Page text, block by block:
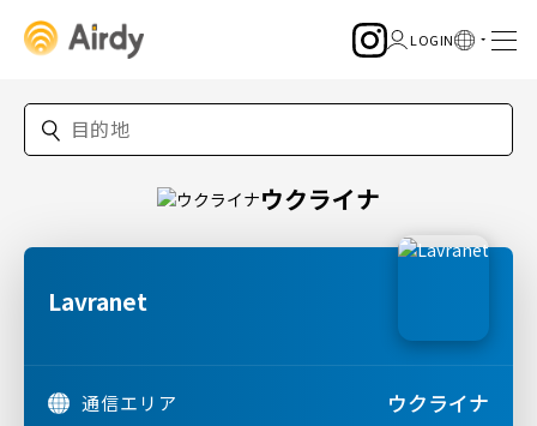
ウクライナ
Lavranet
通信エリア ウクライナ